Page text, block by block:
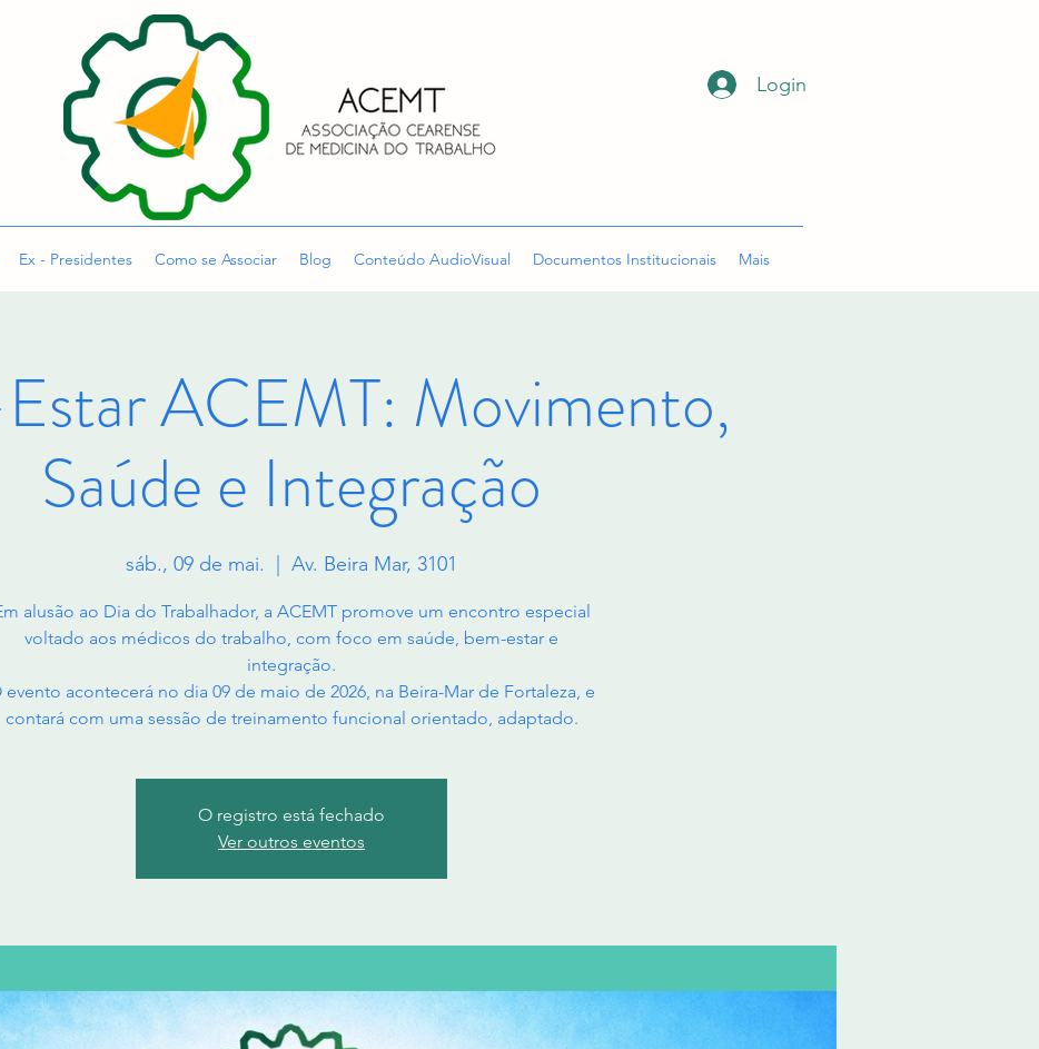
Login
Ex - Presidentes Como se Associar Blog Conteúdo AudioVisual Documentos Institucionais Mais
ACEMT: Movimento,
Saúde e Integração
sáb., 09 de mai. Av. Beira Mar, 3101
alusão ao Dia do Trabalhador, a ACEMT promove um encontro especial
voltado aos médicos do trabalho, com foco em saúde, bem-estar e
integração.
evento acontecerá no dia 09 de maio de 2026, na Beira-Mar de Fortaleza, e
contará com uma sessão de treinamento funcional orientado, adaptado.
O registro está fechado
Ver outros eventos